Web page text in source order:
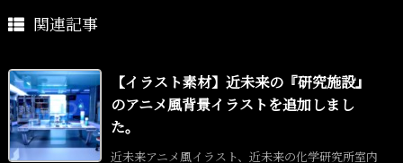
関連記事
【イラスト素材】近未来の『研究施設』
のアニメ風背景イラストを追加しまし
た。
近未来アニメ風イラスト、近未来の化学研究所室内